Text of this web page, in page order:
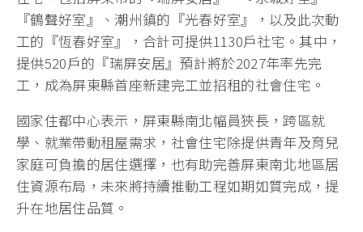
『鶴聲好室』、潮州鎮的『光春好室』，以及此次動
工的『恆春好室』，合計可提供1130戶社宅。其中，
提供520戶的『瑞屏安居』預計將於2027年率先完
工，成為屏東縣首座新建完工並招租的社會住宅。
國家住都中心表示，屏東縣南北幅員狹長，跨區就
學、就業帶動租屋需求，社會住宅除提供青年及育兒
家庭可負擔的居住選擇，也有助完善屏東南北地區居
住資源布局，未來將持續推動工程如期如質完成，提
升在地居住品質。